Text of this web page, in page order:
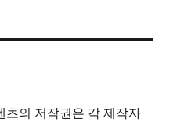
츠의 저작권은 각 제작자